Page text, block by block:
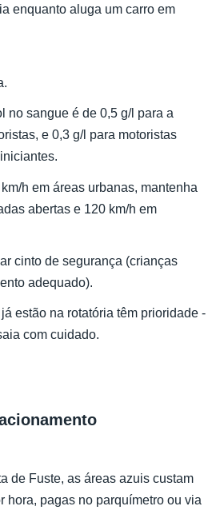
enquanto aluga um carro em
no sangue é de 0,5 g/l para a
e 0,3 g/l para motoristas
h em áreas urbanas, mantenha
abertas e 120 km/h em
cinto de segurança (crianças
adequado).
estão na rotatória têm prioridade -
com cuidado.
de Fuste, as áreas azuis custam
hora, pagas no parquímetro ou via